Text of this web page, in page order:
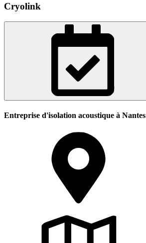
Cryolink
Entreprise d'isolation acoustique à Nantes